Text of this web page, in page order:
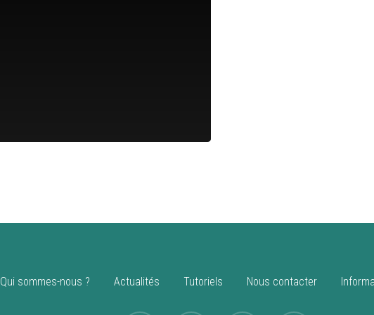
Qui sommes-nous ? Actualités Tutoriels Nous contacter